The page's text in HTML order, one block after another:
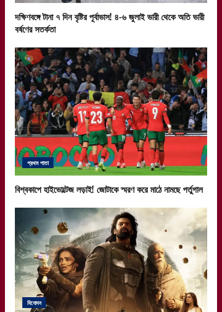
দক্ষিণবঙ্গে টানা ৭ দিন বৃষ্টির পূর্বাভাস! ৪-৬ জুলাই ভারী থেকে অতি ভারী
বর্ষণের সতর্কতা
প্রথম পাতা
বিশ্বকাপে হাইভোল্টেজ লড়াই! জোটাকে স্মরণ করে মাঠে নামছে পর্তুগাল
বিনোদন